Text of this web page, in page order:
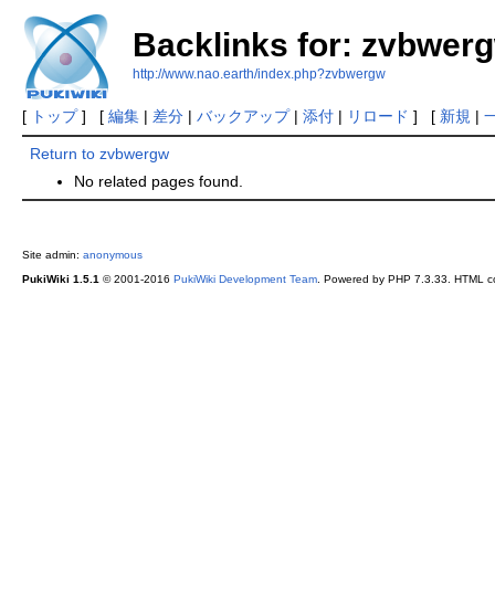
Backlinks for:
http://www.nao.earth/index.php?zvbwergw
[ トップ] [ 編集| 差分| バックアップ| 添付| リロード ] [ 新規 |
Return to zvbwergw
No related pages found.
Site admin: anonymous
PukiWiki 1.5.1 © 2001-2016 PukiWiki Development Team. Powered by PHP 7.3.33. HTML